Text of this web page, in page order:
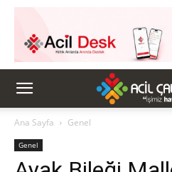
Ana Sayfa Genel
Genel